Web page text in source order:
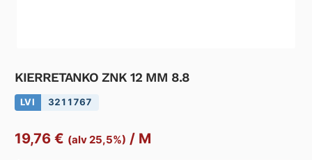
KIERRETANKO ZNK 12 MM 8.8
LVI 3211767
19,76 € (alv 25,5%) / M